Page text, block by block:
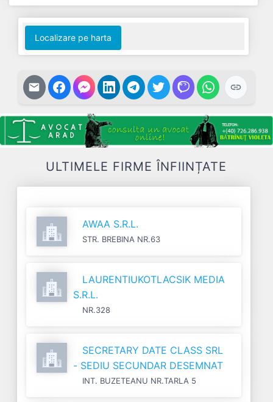
End of interactive chart.
Localizare pe harta
ULTIMELE FIRME ÎNFIINȚATE
AWAA S.R.L.
STR. BREBINA NR.63
LAURENTIUKOTLACSIK MEDIA
S.R.L.
NR.328
SECRETARY DATE CLASS SRL
- SEDIU SECUNDAR DESEMNAT
INT. BUZETEANU NR.TARLA 5